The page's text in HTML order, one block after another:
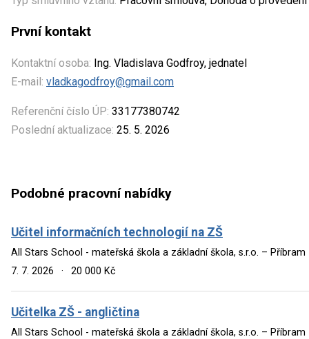
První kontakt
Kontaktní osoba: Ing. Vladislava Godfroy, jednatel
E-mail: vladkagodfroy@gmail.com
Referenční číslo ÚP: 33177380742
Poslední aktualizace: 25. 5. 2026
Podobné pracovní nabídky
Učitel informačních technologií na ZŠ
All Stars School - mateřská škola a základní škola, s.r.o. – Příbram
7. 7. 2026
· 20 000 Kč
Učitelka ZŠ - angličtina
All Stars School - mateřská škola a základní škola, s.r.o. – Příbram